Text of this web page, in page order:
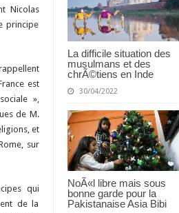
La difficile situation des
musulmans et des
chrÃ©tiens en Inde
30/04/2022
NoÃ«l libre mais sous
bonne garde pour la
Pakistanaise Asia Bibi
Nicolas
principe
est
»,
de M.
et
sur
qui
de la